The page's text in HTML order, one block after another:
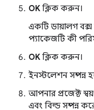
OK ক্লিক করুন।
একটি ডায়ালগ
প্যাকেজটি কী
OK ক্লিক করুন।
ইনস্টলেশন সম্পন্ন
আপনার প্রজেক্ট
এবং বিল্ড সম্পন্ন